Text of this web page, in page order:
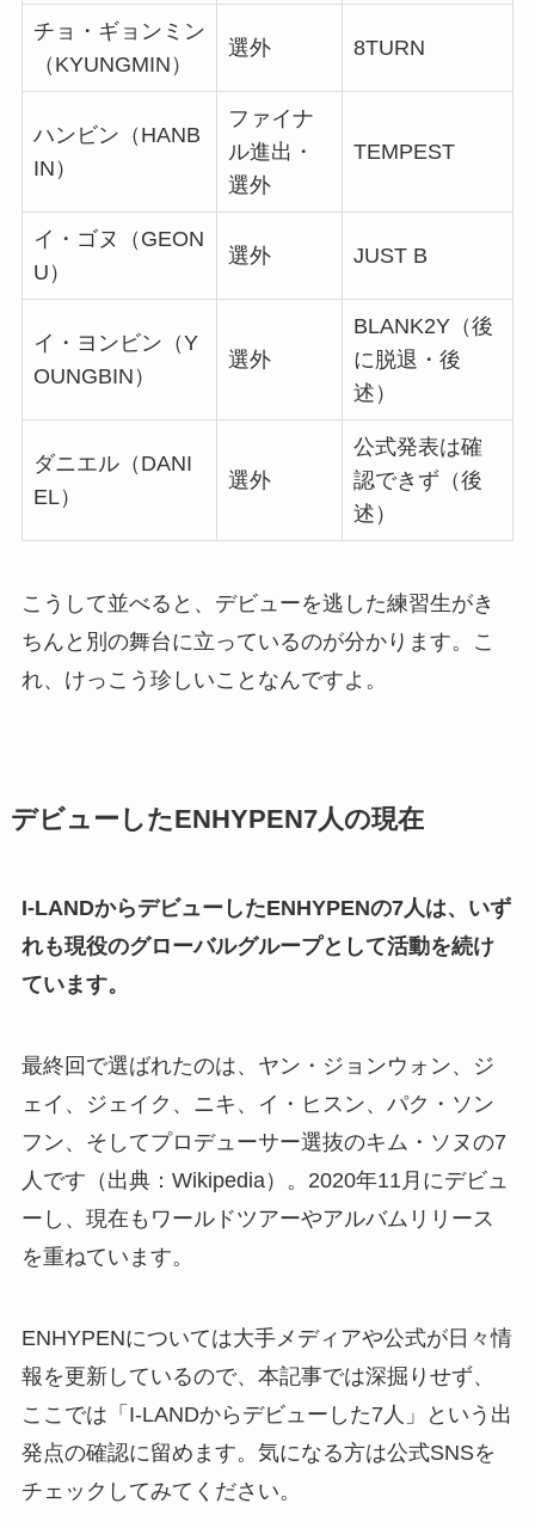
チョ・ギョンミン
（KYUNGMIN）
選外 8TURN
ハンビン（HANB
IN）
ファイナ
ル進出・
選外
TEMPEST
イ・ゴヌ（GEON
U）
選外 JUST B
イ・ヨンビン（Y
OUNGBIN）
選外
BLANK2Y（後
に脱退・後
述）
ダニエル（DANI
EL）
選外
公式発表は確
認できず（後
述）
こうして並べると、デビューを逃した練習生がき
ちんと別の舞台に立っているのが分かります。こ
れ、けっこう珍しいことなんですよ。
デビューしたENHYPEN7人の現在
I-LANDからデビューしたENHYPENの7人は、いず
れも現役のグローバルグループとして活動を続け
ています。
最終回で選ばれたのは、ヤン・ジョンウォン、ジ
ェイ、ジェイク、ニキ、イ・ヒスン、パク・ソン
フン、そしてプロデューサー選抜のキム・ソヌの7
人です（出典：Wikipedia）。2020年11月にデビュ
ーし、現在もワールドツアーやアルバムリリース
を重ねています。
ENHYPENについては大手メディアや公式が日々情
報を更新しているので、本記事では深掘りせず、
ここでは「I-LANDからデビューした7人」という出
発点の確認に留めます。気になる方は公式SNSを
チェックしてみてください。